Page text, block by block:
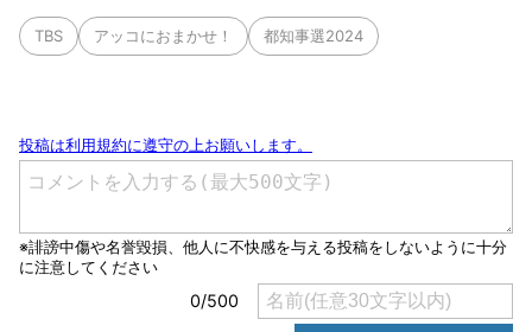
TBS アッコにおまかせ！ 都知事選2024